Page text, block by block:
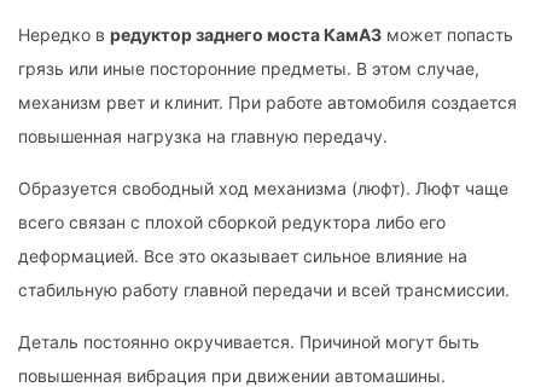
Нередко в редуктор заднего моста КамАЗ может попасть
грязь или иные посторонние предметы. В этом случае,
механизм рвет и клинит. При работе автомобиля создается
повышенная нагрузка на главную передачу.
Образуется свободный ход механизма (люфт). Люфт чаще
всего связан с плохой сборкой редуктора либо его
деформацией. Все это оказывает сильное влияние на
стабильную работу главной передачи и всей трансмиссии.
Деталь постоянно окручивается. Причиной могут быть
повышенная вибрация при движении автомашины.